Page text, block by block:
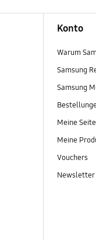
Konto
Warum
Samsung
Samsung
Meine Seite
Meine
Vouchers
Newsletter